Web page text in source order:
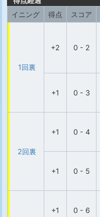
イニング
得点 スコア
1回裏
+2 0 - 2
+1 0 - 3
2回裏
+1 0 - 4
+1 0 - 5
+1 0 - 6